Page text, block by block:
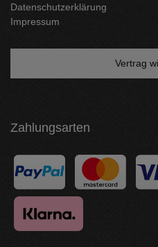
Datenschutzerklärung
Impressum
Vertrag
Zahlungsarten